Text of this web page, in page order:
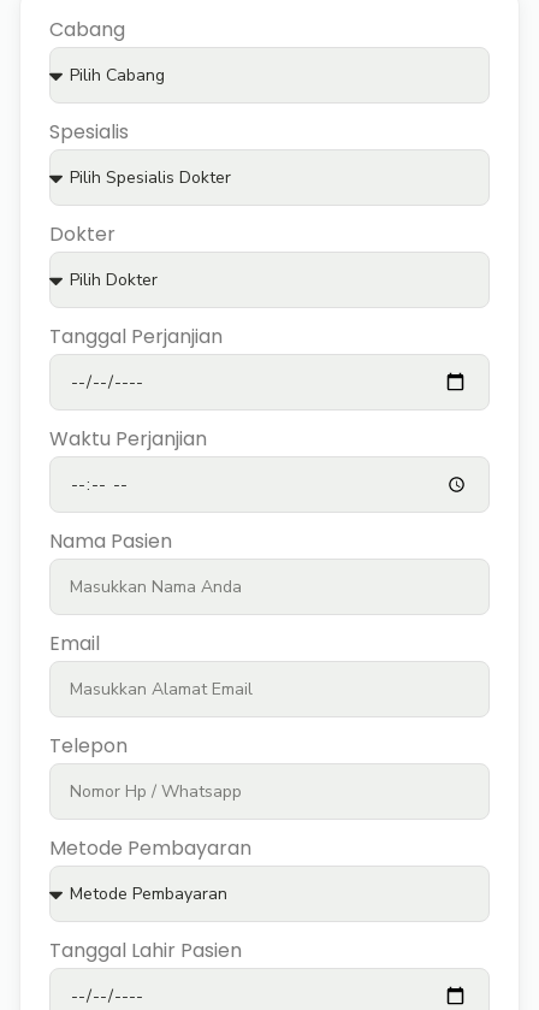
Cabang
Spesialis
Dokter
Tanggal Perjanjian
Waktu Perjanjian
Nama Pasien
Email
Telepon
Metode Pembayaran
Tanggal Lahir Pasien